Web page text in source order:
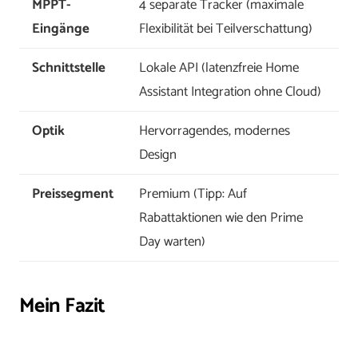
MPPT-
Eingänge
4 separate Tracker (maximale
Flexibilität bei Teilverschattung)
Schnittstelle
Lokale API (latenzfreie Home
Assistant Integration ohne Cloud)
Optik
Hervorragendes, modernes
Design
Preissegment
Premium (Tipp: Auf
Rabattaktionen wie den Prime
Day warten)
Mein Fazit